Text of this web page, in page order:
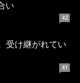
い
42
受け継がれてい
41